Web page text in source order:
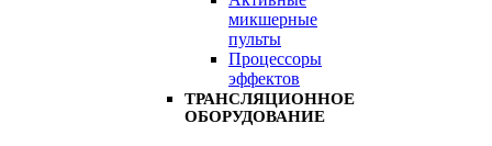
микшерные
пульты
Процессоры
эффектов
ТРАНСЛЯЦИОННОЕ
ОБОРУДОВАНИЕ